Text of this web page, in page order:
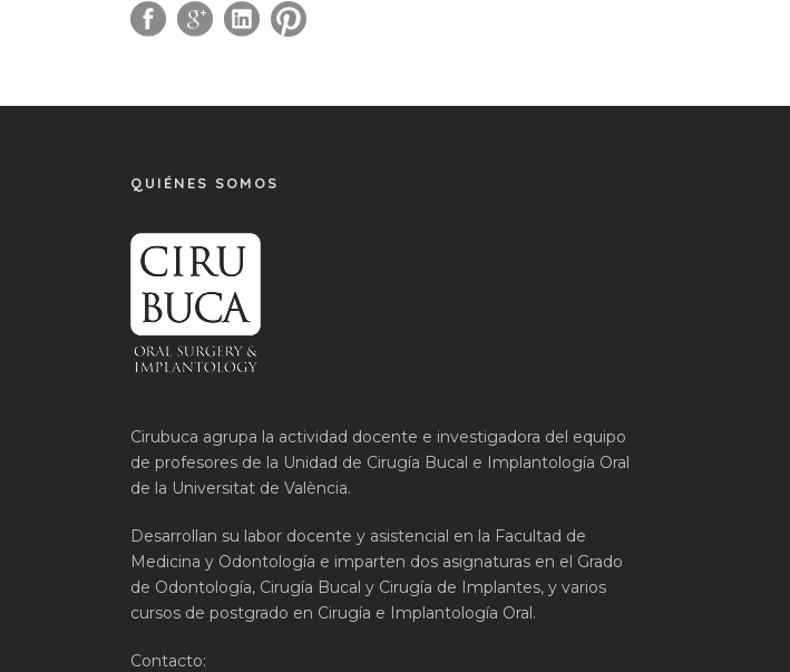
QUIÉNES SOMOS
Cirubuca agrupa la actividad docente e investigadora del equipo
de profesores de la Unidad de Cirugía Bucal e Implantología Oral
de la Universitat de València.
Desarrollan su labor docente y asistencial en la Facultad de
Medicina y Odontología e imparten dos asignaturas en el Grado
de Odontología, Cirugía Bucal y Cirugía de Implantes, y varios
cursos de postgrado en Cirugía e Implantología Oral.
Contacto: